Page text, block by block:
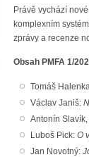
Právě vychází
komplexním
zprávy a recenze
Obsah PMFA 1/
Tomáš
Václav Janiš:
Antonín
Luboš Pick:O
Jan Novotný: